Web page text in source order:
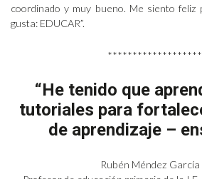
coordinado y muy bueno. Me siento feliz
gusta: EDUCAR”.
“He tenido que
tutoriales para
de aprendizaje –
Rubén Méndez García